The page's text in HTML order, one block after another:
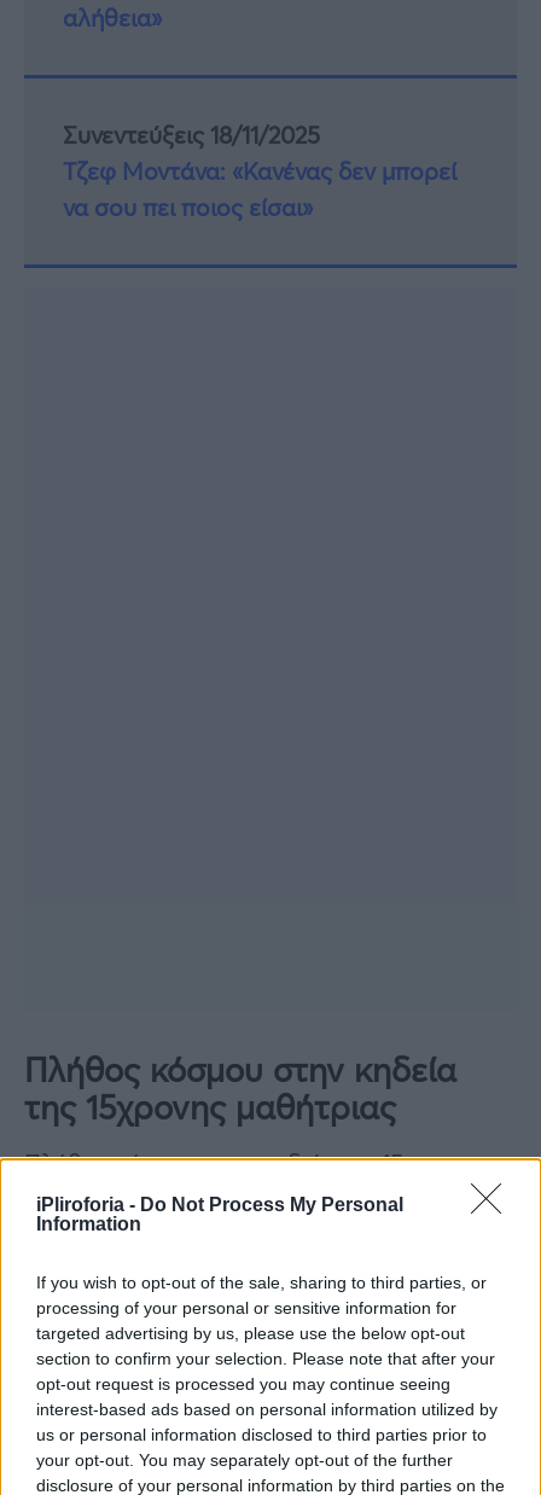
iPliroforia - Do Not Process My Personal
Information
If you wish to opt-out of the sale, sharing to third parties, or
processing of your personal or sensitive information for
targeted advertising by us, please use the below opt-out
section to confirm your selection. Please note that after your
opt-out request is processed you may continue seeing
interest-based ads based on personal information utilized by
us or personal information disclosed to third parties prior to
your opt-out. You may separately opt-out of the further
disclosure of your personal information by third parties on the
αλήθεια»
Συνεντεύξεις 18/11/2025
Τζεφ Μοντάνα: «Κανένας δεν μπορεί
να σου πει ποιος είσαι»
Πλήθος κόσμου στην κηδεία
της 15χρονης μαθήτριας
Πλήθος κόσμου στην κηδεία της 15χρονης
μαθήτριας, ο κόσμος κατέκλυσε τους
δρόμους της πόλης για να συνοδευόσουν την
αγαπημένη τους φίλη στο τελευταίο της
ταξίδι.
Η 15χρονη Holly μεταφέρθηκε με πομπή, με
μια άμαξα που την έσερναν άλογα με μωβ
φτερά, ενώ το φέρετρο της ήταν λευκό.